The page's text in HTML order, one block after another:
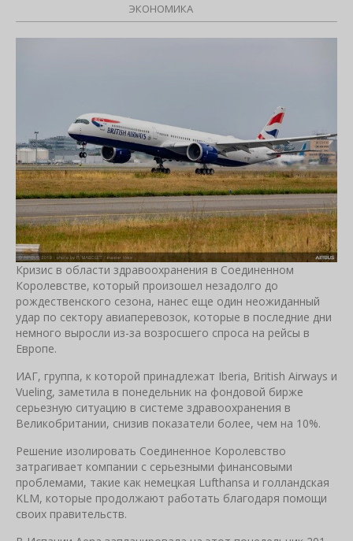
ЭКОНОМИКА
Кризис в области здравоохранения в Соединенном
Королевстве, который произошел незадолго до
рождественского сезона, нанес еще один неожиданный
удар по сектору авиаперевозок, которые в последние дни
немного выросли из-за возросшего спроса на рейсы в
Европе.
ИАГ, группа, к которой принадлежат Iberia, British Airways и
Vueling, заметила в понедельник на фондовой бирже
серьезную ситуацию в системе здравоохранения в
Великобритании, снизив показатели более, чем на 10%.
Решение изолировать Соединенное Королевство
затрагивает компании с серьезными финансовыми
проблемами, такие как немецкая Lufthansa и голландская
KLM, которые продолжают работать благодаря помощи
своих правительств.